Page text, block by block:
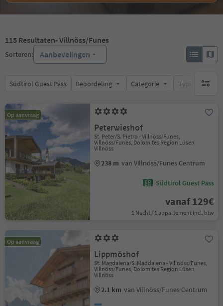
115 Resultaten- Villnöss/Funes
Sorteren: Aanbevelingen
Südtirol Guest Pass Beoordeling Categorie Type catering
geen
Op aanvraag
Peterwieshof
St. Peter/S. Pietro - Villnöss/Funes,
Villnöss/Funes, Dolomites Region Lüsen
Villnöss
238 m van Villnöss/Funes Centrum
Südtirol Guest Pass
vanaf 129€
1 Nacht / 1 appartement Incl. btw
Op aanvraag
Lippmöshof
St. Magdalena/S. Maddalena - Villnöss/Funes,
Villnöss/Funes, Dolomites Region Lüsen
Villnöss
2.1 km van Villnöss/Funes Centrum